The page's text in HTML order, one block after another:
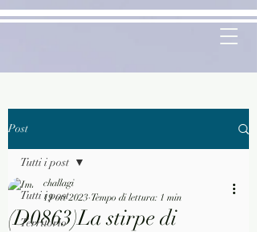
Post
Tutti i post
Territorio
Tutti i post
(D0863)La stirpe di
challagi
19 ott 2023 Tempo di lettura: 1 min